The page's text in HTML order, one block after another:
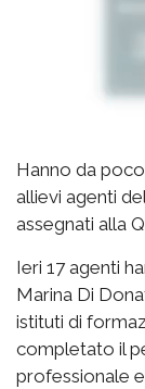
Hanno da
allievi agenti
assegnati alla
Ieri 17 agenti
Marina Di
istituti di
completato il
professionale